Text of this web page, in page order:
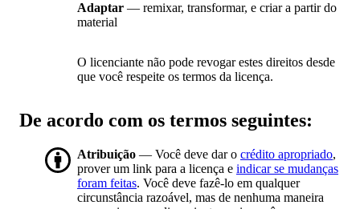
Adaptar — remixar, transformar, e criar a partir do
material
O licenciante não pode revogar estes direitos desde
que você respeite os termos da licença.
De acordo com os termos seguintes:
Atribuição — Você deve dar o crédito apropriado,
prover um link para a licença e indicar se mudanças
foram feitas. Você deve fazê-lo em qualquer
circunstância razoável, mas de nenhuma maneira